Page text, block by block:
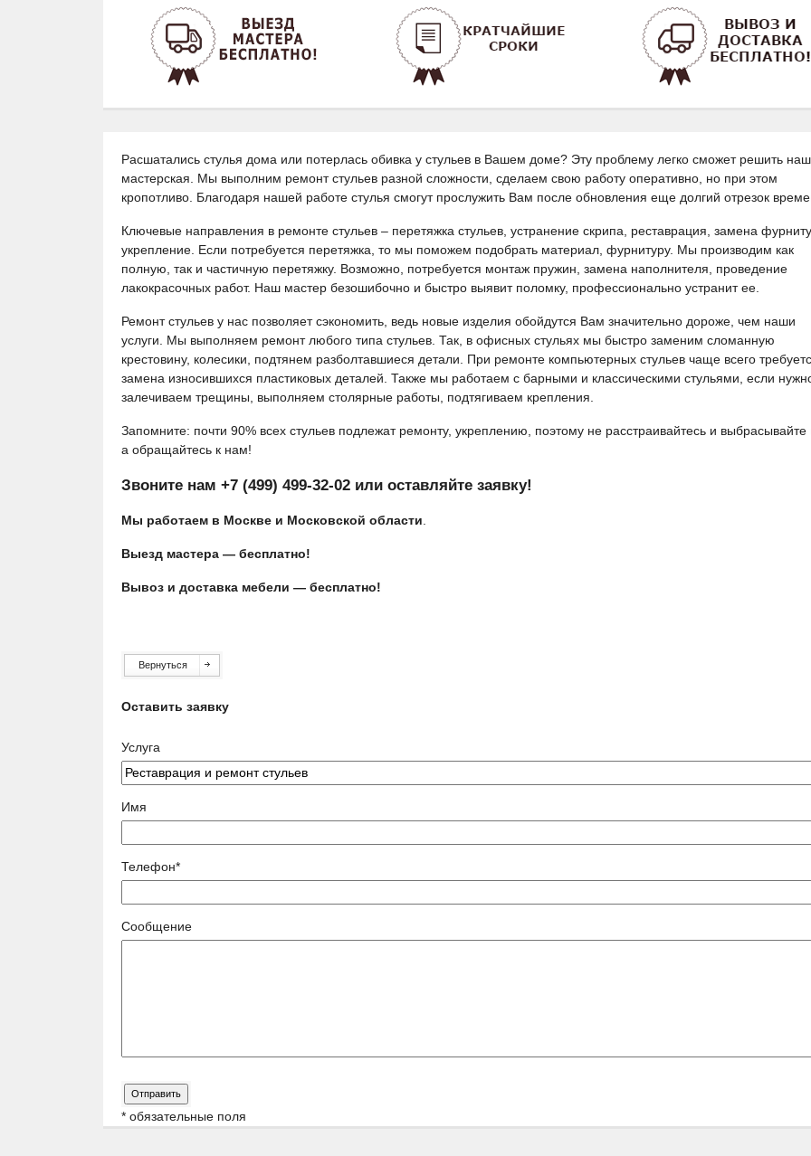
Расшатались стулья дома или потерлась обивка у стульев в Вашем доме? Эту проблему легко сможет решить
мастерская. Мы выполним ремонт стульев разной сложности, сделаем свою работу оперативно, но при этом
кропотливо. Благодаря нашей работе стулья смогут прослужить Вам после обновления еще долгий отрезок
Ключевые направления в ремонте стульев – перетяжка стульев, устранение скрипа, реставрация, замена
укрепление. Если потребуется перетяжка, то мы поможем подобрать материал, фурнитуру. Мы производим как
полную, так и частичную перетяжку. Возможно, потребуется монтаж пружин, замена наполнителя, проведение
лакокрасочных работ. Наш мастер безошибочно и быстро выявит поломку, профессионально устранит ее.
Ремонт стульев у нас позволяет сэкономить, ведь новые изделия обойдутся Вам значительно дороже, чем наши
услуги. Мы выполняем ремонт любого типа стульев. Так, в офисных стульях мы быстро заменим сломанную
крестовину, колесики, подтянем разболтавшиеся детали. При ремонте компьютерных стульев чаще всего
замена износившихся пластиковых деталей. Также мы работаем с барными и классическими стульями, если
залечиваем трещины, выполняем столярные работы, подтягиваем крепления.
Запомните: почти 90% всех стульев подлежат ремонту, укреплению, поэтому не расстраивайтесь и выбрасывайте
а обращайтесь к нам!
Звоните нам +7 (499) 499-32-02 или оставляйте заявку!
Мы работаем в Москве и Московской области
Выезд мастера — бесплатно!
Вывоз и доставка мебели — бесплатно!
Вернуться
Оставить заявку
Услуга
Имя
Телефон*
Сообщение
* обязательные поля